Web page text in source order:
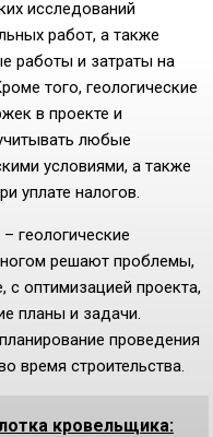
исследований
работ, а также
работы и затраты на
того, геологические
в проекте и
любые
условиями, а также
уплате налогов.
геологические
решают проблемы,
с оптимизацией проекта,
планы и задачи.
проведения
время строительства.
кровельщика: